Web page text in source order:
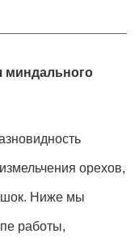
миндального
орехов,
Ниже мы
работы,